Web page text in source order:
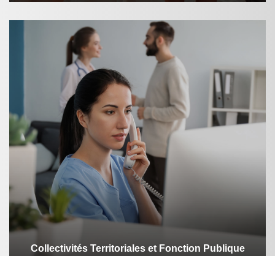
Collectivités Territoriales et Fonction Publique